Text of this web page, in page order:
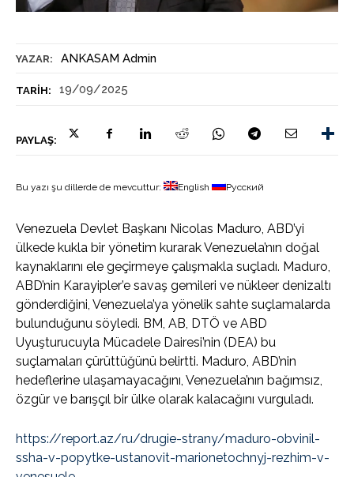
YAZAR: ANKASAM Admin
TARIH: 19/09/2025
PAYLAŞ:
Bu yazı şu dillerde de mevcuttur: English Русский
Venezuela Devlet Başkanı Nicolas Maduro, ABD’yi
ülkede kukla bir yönetim kurarak Venezuela’nın doğal
kaynaklarını ele geçirmeye çalışmakla suçladı. Maduro,
ABD’nin Karayipler’e savaş gemileri ve nükleer denizaltı
gönderdiğini, Venezuela’ya yönelik sahte suçlamalarda
bulunduğunu söyledi. BM, AB, DTÖ ve ABD
Uyuşturucuyla Mücadele Dairesi’nin (DEA) bu
suçlamaları çürüttüğünü belirtti. Maduro, ABD’nin
hedeflerine ulaşamayacağını, Venezuela’nın bağımsız,
özgür ve barışçıl bir ülke olarak kalacağını vurguladı.
https://report.az/ru/drugie-strany/maduro-obvinil-
ssha-v-popytke-ustanovit-marionetochnyj-rezhim-v-